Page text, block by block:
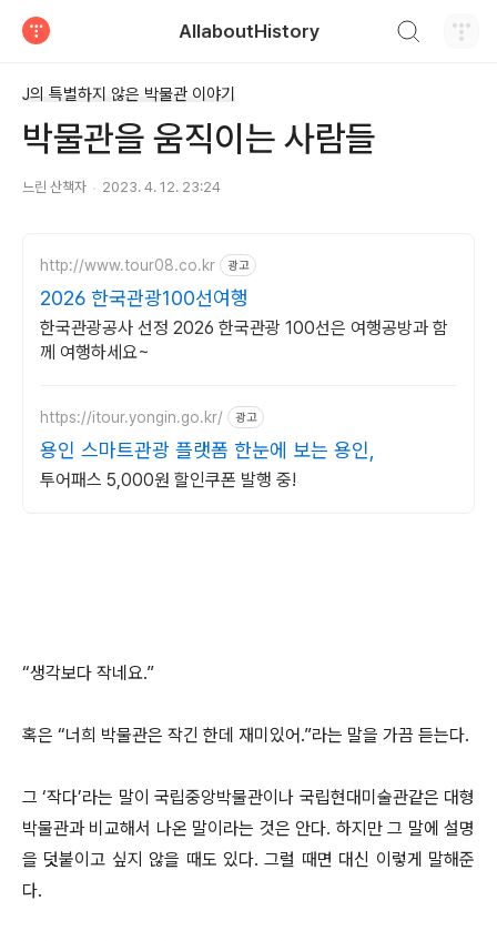
AllaboutHistory
J의 특별하지 않은 박물관 이야기
박물관을 움직이는 사람들
느린 산책자 2023. 4. 12. 23:24
http://www.tour08.co.kr 광고
2026 한국관광100선여행
한국관광공사 선정 2026 한국관광 100선은 여행공방과 함
께 여행하세요~
https://itour.yongin.go.kr/ 광고
용인 스마트관광 플랫폼 한눈에 보는 용인,
투어패스 5,000원 할인쿠폰 발행 중!
“생각보다 작네요.”
혹은 “너희 박물관은 작긴 한데 재미있어.”라는 말을 가끔 듣는다.
그 ‘작다’라는 말이 국립중앙박물관이나 국립현대미술관같은 대형
박물관과 비교해서 나온 말이라는 것은 안다. 하지만 그 말에 설명
을 덧붙이고 싶지 않을 때도 있다. 그럴 때면 대신 이렇게 말해준
다.